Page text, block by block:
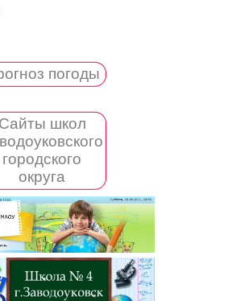
погоды
Сайты школ
городского
округа